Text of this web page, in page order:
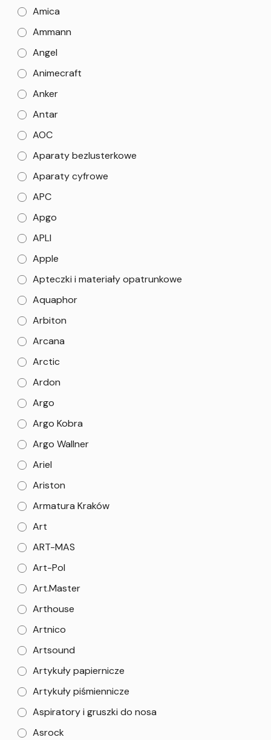
Amica
Ammann
Angel
Animecraft
Anker
Antar
AOC
Aparaty bezlusterkowe
Aparaty cyfrowe
APC
Apgo
APLI
Apple
Apteczki i materiały opatrunkowe
Aquaphor
Arbiton
Arcana
Arctic
Ardon
Argo
Argo Kobra
Argo Wallner
Ariel
Ariston
Armatura Kraków
Art
ART-MAS
Art-Pol
Art.Master
Arthouse
Artnico
Artsound
Artykuły papiernicze
Artykuły piśmiennicze
Aspiratory i gruszki do nosa
Asrock